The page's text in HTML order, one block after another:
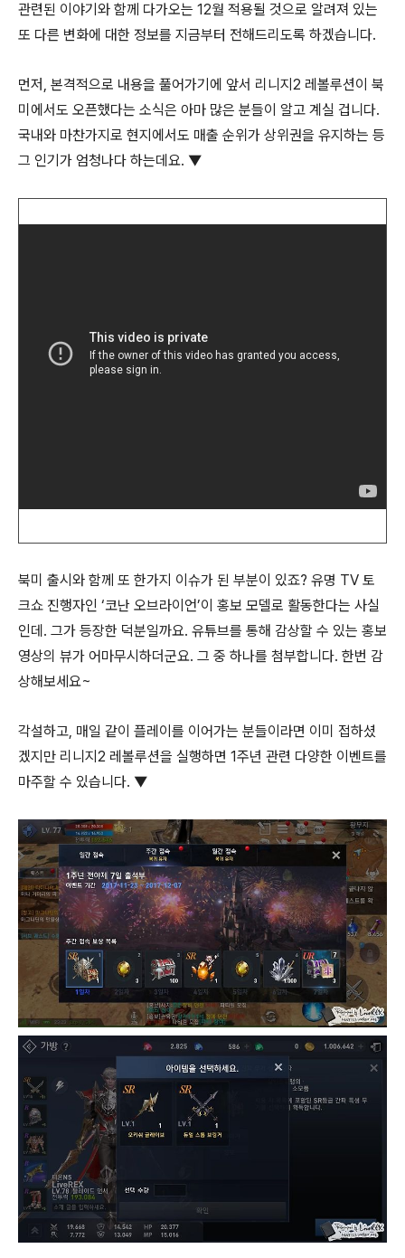
관련된 이야기와 함께 다가오는 12월 적용될 것으로 알려져 있는
또 다른 변화에 대한 정보를 지금부터 전해드리도록 하겠습니다.
먼저, 본격적으로 내용을 풀어가기에 앞서 리니지2 레볼루션이 북
미에서도 오픈했다는 소식은 아마 많은 분들이 알고 계실 겁니다.
국내와 마찬가지로 현지에서도 매출 순위가 상위권을 유지하는 등
그 인기가 엄청나다 하는데요. ▼
북미 출시와 함께 또 한가지 이슈가 된 부분이 있죠? 유명 TV 토
크쇼 진행자인 ‘코난 오브라이언’이 홍보 모델로 활동한다는 사실
인데. 그가 등장한 덕분일까요. 유튜브를 통해 감상할 수 있는 홍보
영상의 뷰가 어마무시하더군요. 그 중 하나를 첨부합니다. 한번 감
상해보세요~
각설하고, 매일 같이 플레이를 이어가는 분들이라면 이미 접하셨
겠지만 리니지2 레볼루션을 실행하면 1주년 관련 다양한 이벤트를
마주할 수 있습니다. ▼